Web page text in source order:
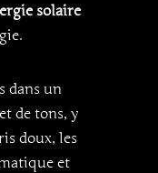
solaire
dans un
de tons, y
doux, les
et